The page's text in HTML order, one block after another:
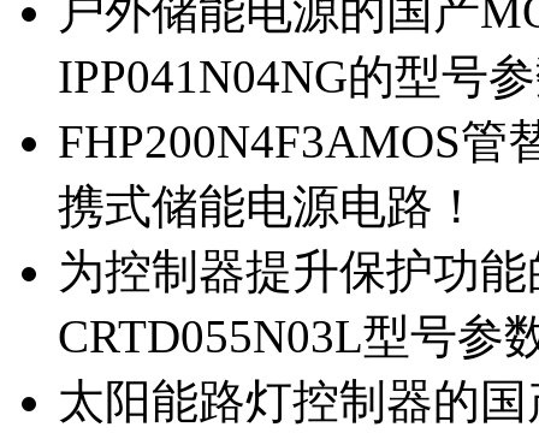
户外储能电源的国产
IPP041N04NG的型号
FHP200N4F3AMOS管
携式储能电源电路！
为控制器提升保护功
CRTD055N03L型号参
太阳能路灯控制器的